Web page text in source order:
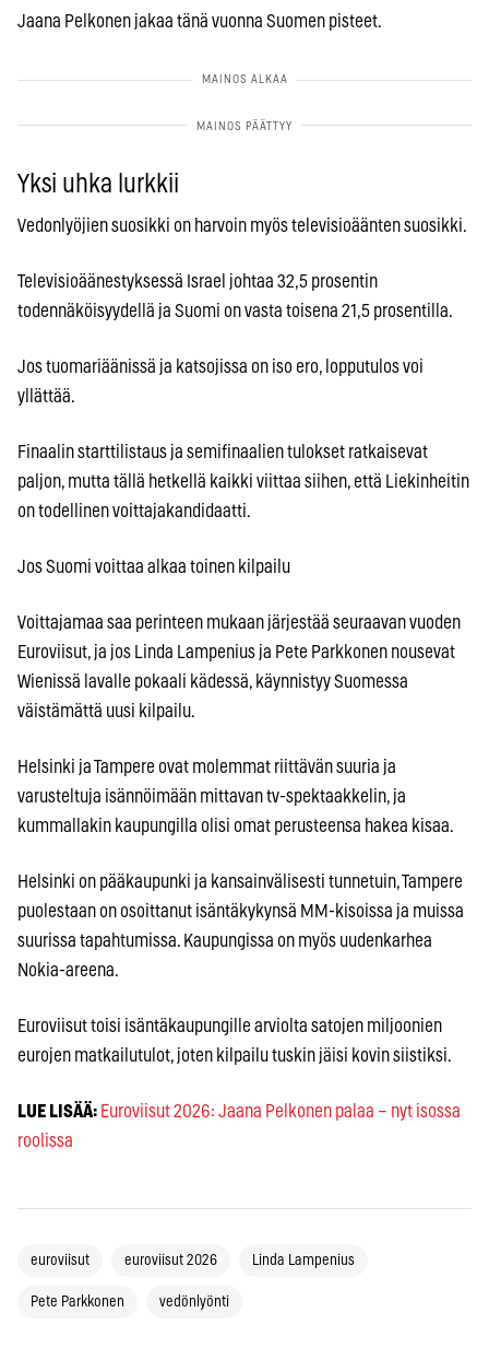
Jaana Pelkonen jakaa tänä vuonna Suomen pisteet.
Yksi uhka lurkkii
Vedonlyöjien suosikki on harvoin myös televisioäänten suosikki.
Televisioäänestyksessä Israel johtaa 32,5 prosentin
todennäköisyydellä ja Suomi on vasta toisena 21,5 prosentilla.
Jos tuomariäänissä ja katsojissa on iso ero, lopputulos voi
yllättää.
Finaalin starttilistaus ja semifinaalien tulokset ratkaisevat
paljon, mutta tällä hetkellä kaikki viittaa siihen, että Liekinheitin
on todellinen voittajakandidaatti.
Jos Suomi voittaa alkaa toinen kilpailu
Voittajamaa saa perinteen mukaan järjestää seuraavan vuoden
Euroviisut, ja jos Linda Lampenius ja Pete Parkkonen nousevat
Wienissä lavalle pokaali kädessä, käynnistyy Suomessa
väistämättä uusi kilpailu.
Helsinki ja Tampere ovat molemmat riittävän suuria ja
varusteltuja isännöimään mittavan tv-spektaakkelin, ja
kummallakin kaupungilla olisi omat perusteensa hakea kisaa.
Helsinki on pääkaupunki ja kansainvälisesti tunnetuin, Tampere
puolestaan on osoittanut isäntäkykynsä MM-kisoissa ja muissa
suurissa tapahtumissa. Kaupungissa on myös uudenkarhea
Nokia-areena.
Euroviisut toisi isäntäkaupungille arviolta satojen miljoonien
eurojen matkailutulot, joten kilpailu tuskin jäisi kovin siistiksi.
LUE LISÄÄ: Euroviisut 2026: Jaana Pelkonen palaa – nyt isossa
roolissa
euroviisut euroviisut 2026 Linda Lampenius
Pete Parkkonen vedönlyönti